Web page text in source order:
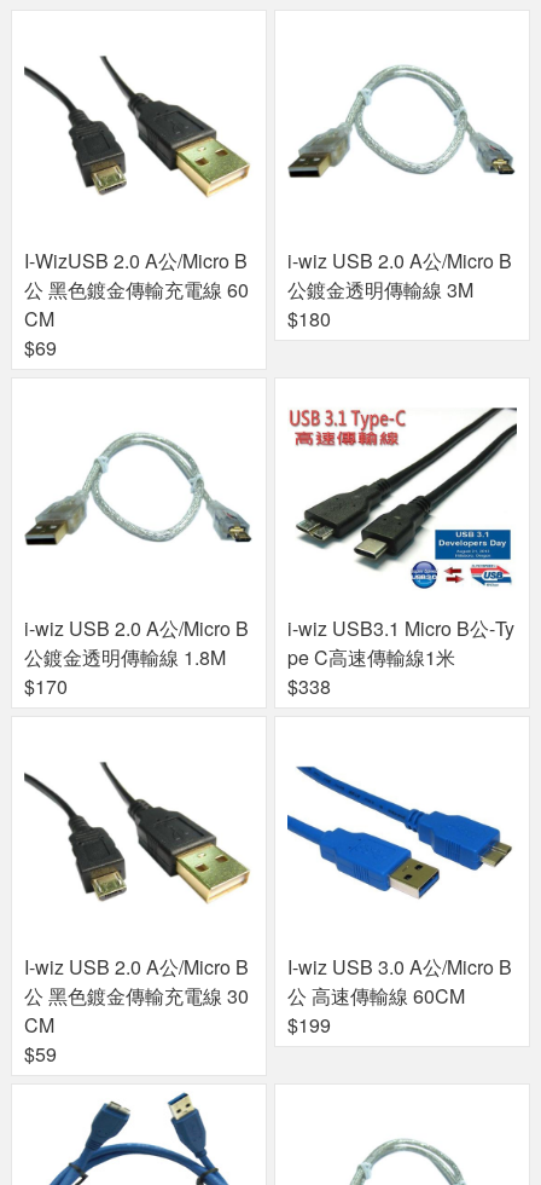
I-WizUSB 2.0 A公/Micro B
公 黑色鍍金傳輸充電線 60
CM
$69
i-wiz USB 2.0 A公/Micro B
公鍍金透明傳輸線 3M
$180
i-wiz USB 2.0 A公/Micro B
公鍍金透明傳輸線 1.8M
$170
i-wiz USB3.1 Micro B公-Ty
pe C高速傳輸線1米
$338
I-wiz USB 2.0 A公/Micro B
公 黑色鍍金傳輸充電線 30
CM
$59
I-wiz USB 3.0 A公/Micro B
公 高速傳輸線 60CM
$199